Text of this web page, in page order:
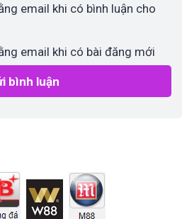
email khi có bình luận cho
email khi có bài đăng mới